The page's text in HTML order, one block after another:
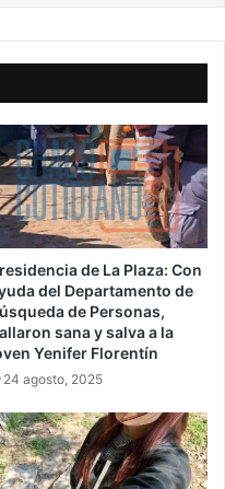
de La Plaza: Con
del Departamento de
de Personas,
sana y salva a la
Yenifer Florentín
24 agosto, 2025